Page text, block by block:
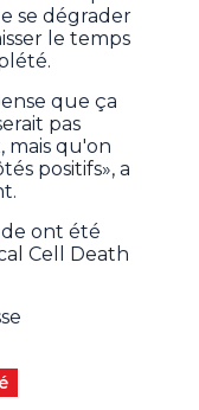
se dégrader
le temps
que ça
pas
mais qu'on
positifs», a
ont été
Cell Death